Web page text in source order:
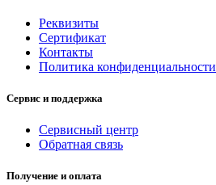
Реквизиты
Сертификат
Контакты
Политика конфиденциальности
Сервис и поддержка
Сервисный центр
Обратная связь
Получение и оплата